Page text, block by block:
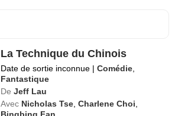
La Technique du Chinois
Date de sortie inconnue | Comédie,
Fantastique
De Jeff Lau
Avec Nicholas Tse,Charlene Choi,